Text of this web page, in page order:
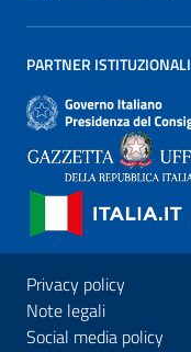
PARTNER ISTITUZIONALI
Privacy policy
Note legali
Social media policy